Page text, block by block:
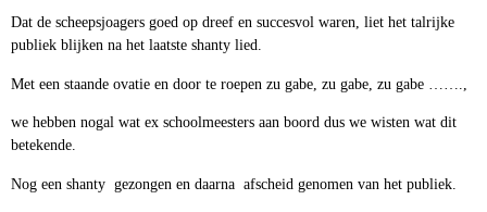
Dat de scheepsjoagers goed op dreef en succesvol waren, liet het talrijke
publiek blijken na het laatste shanty lied.
Met een staande ovatie en door te roepen zu gabe, zu gabe, zu gabe …….,
we hebben nogal wat ex schoolmeesters aan boord dus we wisten wat dit
betekende.
Nog een shanty gezongen en daarna afscheid genomen van het publiek.